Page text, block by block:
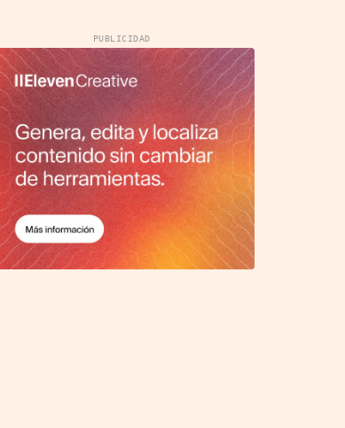
PUBLICIDAD